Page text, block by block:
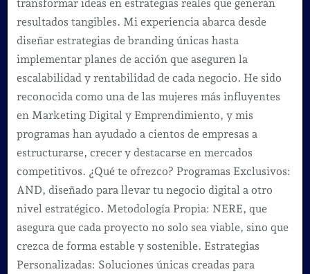
transformar ideas en estrategias reales que generan
resultados tangibles. Mi experiencia abarca desde
diseñar estrategias de branding únicas hasta
implementar planes de acción que aseguren la
escalabilidad y rentabilidad de cada negocio. He sido
reconocida como una de las mujeres más influyentes
en Marketing Digital y Emprendimiento, y mis
programas han ayudado a cientos de empresas a
estructurarse, crecer y destacarse en mercados
competitivos. ¿Qué te ofrezco? Programas Exclusivos:
AND, diseñado para llevar tu negocio digital a otro
nivel estratégico. Metodología Propia: NERE, que
asegura que cada proyecto no solo sea viable, sino que
crezca de forma estable y sostenible. Estrategias
Personalizadas: Soluciones únicas creadas para